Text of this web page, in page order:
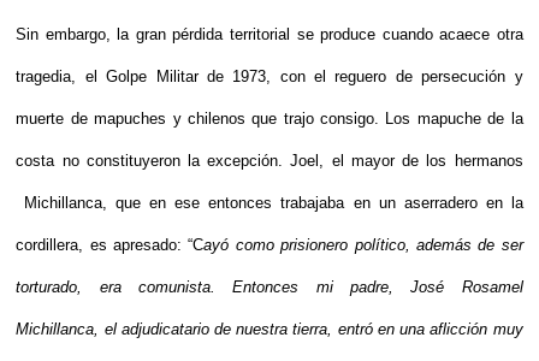
Sin embargo, la gran pérdida territorial se produce cuando acaece otra
tragedia, el Golpe Militar de 1973, con el reguero de persecución y
muerte de mapuches y chilenos que trajo consigo. Los mapuche de la
costa no constituyeron la excepción. Joel, el mayor de los hermanos
Michillanca, que en ese entonces trabajaba en un aserradero en la
cordillera, es apresado: “Cayó como prisionero político, además de ser
torturado, era comunista. Entonces mi padre, José Rosamel
Michillanca, el adjudicatario de nuestra tierra, entró en una aflicción muy